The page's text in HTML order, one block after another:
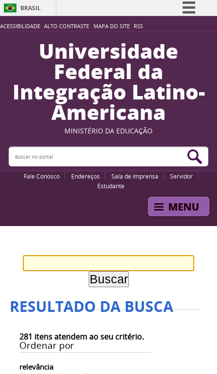
ACESSIBILIDADE ALTO CONTRASTE MAPA DO SITE RSS
BRASIL
Simplifique!
Participe
Acesso à informação
Legislação
Canais
Universidade
Federal da
Integração Latino-
Americana
MINISTÉRIO DA EDUCAÇÃO
Buscar no portal
Fale Conosco Endereços Sala de Imprensa
Servidor
Estudante
RESULTADO DA BUSCA
281 itens atendem ao seu critério.
Ordenar por
relevância